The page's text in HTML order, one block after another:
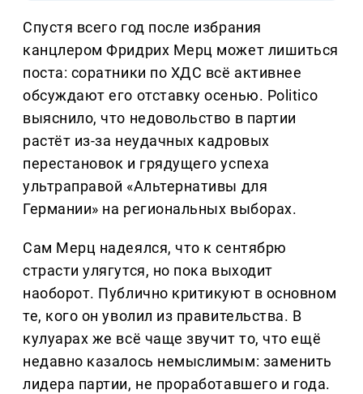
Спустя всего год после избрания
канцлером Фридрих Мерц может лишиться
поста: соратники по ХДС всё активнее
обсуждают его отставку осенью. Politico
выяснило, что недовольство в партии
растёт из-за неудачных кадровых
перестановок и грядущего успеха
ультраправой «Альтернативы для
Германии» на региональных выборах.
Сам Мерц надеялся, что к сентябрю
страсти улягутся, но пока выходит
наоборот. Публично критикуют в основном
те, кого он уволил из правительства. В
кулуарах же всё чаще звучит то, что ещё
недавно казалось немыслимым: заменить
лидера партии, не проработавшего и года.